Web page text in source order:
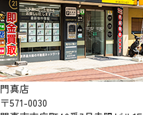
門真店
〒571-0030